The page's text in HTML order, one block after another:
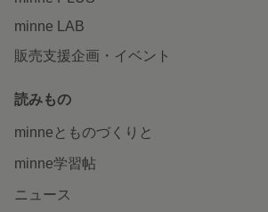
minne LAB
販売支援企画・イベント
読みもの
minneとものづくりと
minne学習帖
ニュース